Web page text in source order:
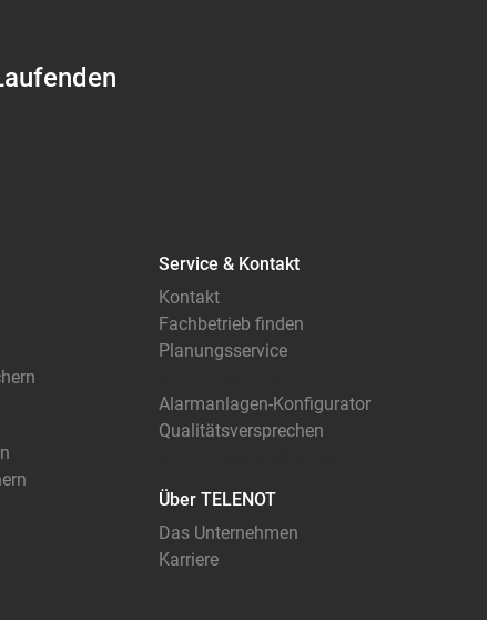
Service & Kontakt
Kontakt
Fachbetrieb finden
Planungsservice
Alarmanlagen-Konfigurator
Qualitätsversprechen
Über TELENOT
Das Unternehmen
Karriere